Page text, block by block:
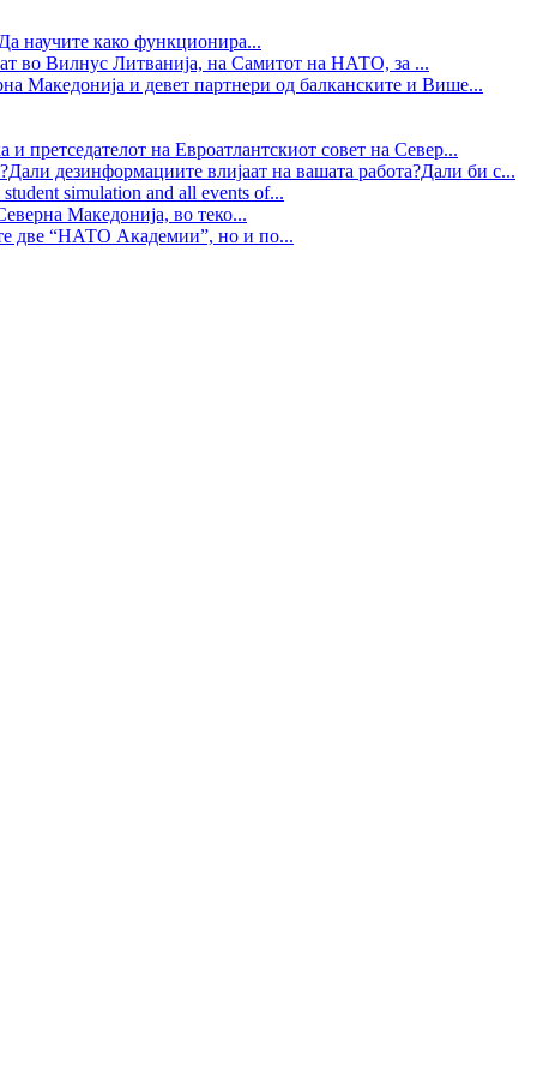
научите како функционира...
во Вилнус Литванија, на Самитот на НАТО, за ...
Македонија и девет партнери од балканските и Више...
претседателот на Евроатлантскиот совет на Север...
дезинформациите влијаат на вашата работа?Дали би с...
simulation and all events of...
Македонија, во теко...
две “НАТО Академии”, но и по...